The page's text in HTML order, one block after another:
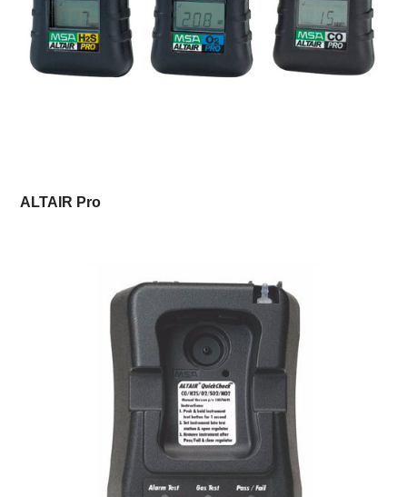
ALTAIR Pro